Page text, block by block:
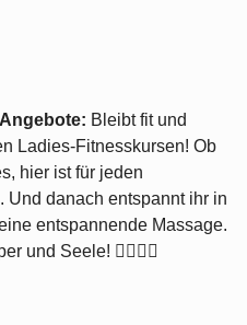
Bleibt fit und
Ladies-Fitnesskursen! Ob
hier ist für jeden
Und danach entspannt ihr in
entspannende Massage.
und Seele! 🧘‍♀️💆‍♀️